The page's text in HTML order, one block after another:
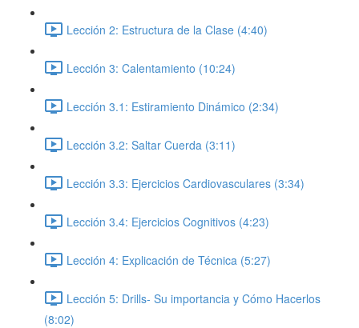
Lección 2: Estructura de la Clase (4:40)
Lección 3: Calentamiento (10:24)
Lección 3.1: Estiramiento Dinámico (2:34)
Lección 3.2: Saltar Cuerda (3:11)
Lección 3.3: Ejercicios Cardiovasculares (3:34)
Lección 3.4: Ejercicios Cognitivos (4:23)
Lección 4: Explicación de Técnica (5:27)
Lección 5: Drills- Su importancia y Cómo Hacerlos
(8:02)